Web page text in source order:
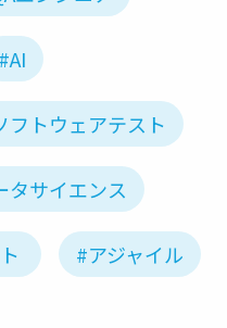
#AI
フトウェアテスト
タサイエンス
#アジャイル